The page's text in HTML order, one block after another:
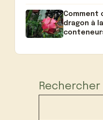
Comment
dragon à
Rechercher